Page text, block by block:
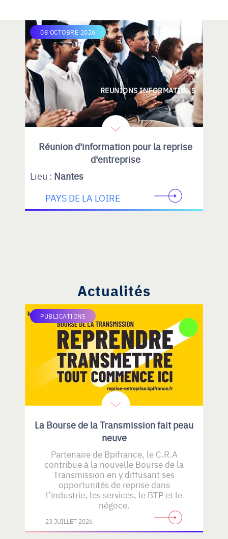
08 OCTOBRE 2026
REUNIONS INFORMATIONS
Réunion d'information pour la reprise
d'entreprise
Lieu : Nantes
PAYS DE LA LOIRE
Actualités
PUBLICATIONS
La Bourse de la Transmission fait peau
neuve
Partenaire de Bpifrance, le C.R.A
contribue à la nouvelle Bourse de la
Transmission en y diffusant ses
opportunités de reprise dans
l’industrie, les services, le BTP et le
négoce.
23 JUILLET 2026